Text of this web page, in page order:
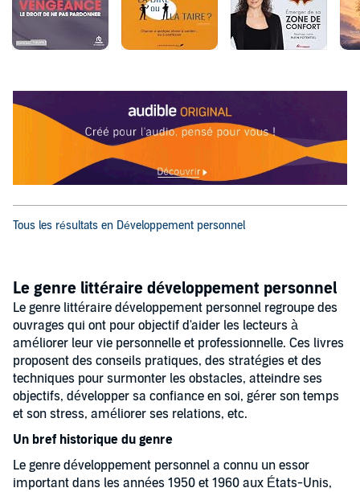
Tous les résultats en Développement personnel
Le genre littéraire développement personnel
Le genre littéraire développement personnel regroupe des
ouvrages qui ont pour objectif d'aider les lecteurs à
améliorer leur vie personnelle et professionnelle. Ces livres
proposent des conseils pratiques, des stratégies et des
techniques pour surmonter les obstacles, atteindre ses
objectifs, développer sa confiance en soi, gérer son temps
et son stress, améliorer ses relations, etc.
Un bref historique du genre
Le genre développement personnel a connu un essor
important dans les années 1950 et 1960 aux États-Unis,